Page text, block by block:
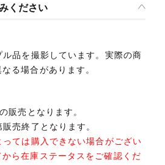
ください
品を撮影しています。実際の商
る場合があります。
販売となります。
売終了となります。
ては購入できない場合がござい
から在庫ステータスをご確認くだ